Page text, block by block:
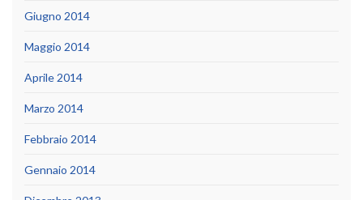
Giugno 2014
Maggio 2014
Aprile 2014
Marzo 2014
Febbraio 2014
Gennaio 2014